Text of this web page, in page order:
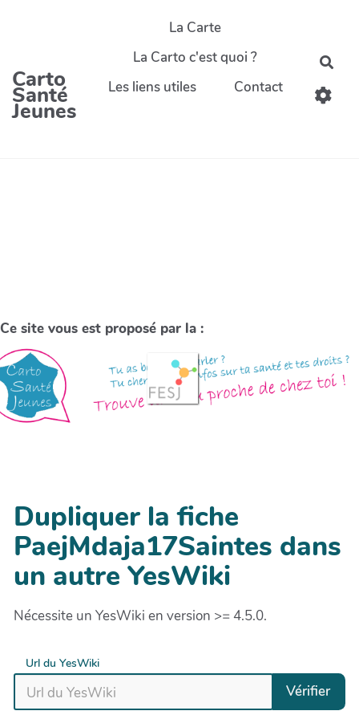
Carto
Santé
Jeunes
La Carte
La Carto c'est quoi ?
Les liens utiles
Contact
Ce site vous est proposé par la :
Dupliquer la fiche
PaejMdaja17Saintes dans
un autre YesWiki
Nécessite un YesWiki en version >= 4.5.0.
Url du YesWiki
Vérifier